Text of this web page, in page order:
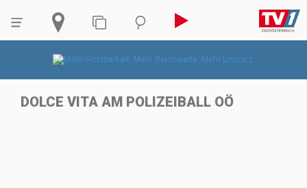
DOLCE VITA AM POLIZEIBALL OÖ